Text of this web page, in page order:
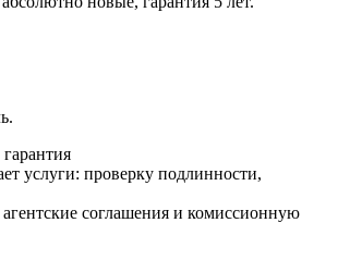
услуги: проверку подлинности,
соглашения и комиссионную